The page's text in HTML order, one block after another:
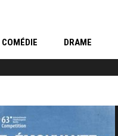
COMÉDIE DRAME